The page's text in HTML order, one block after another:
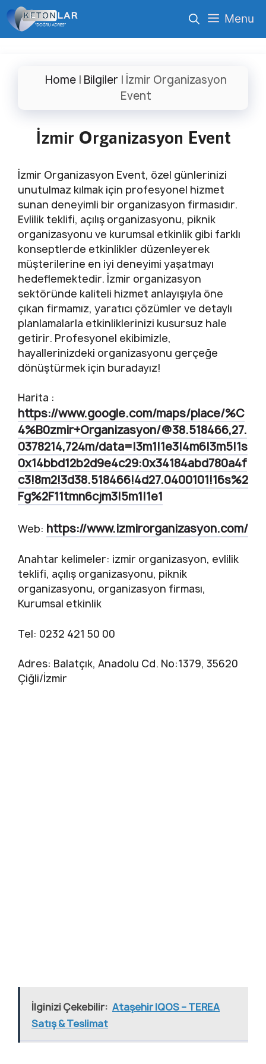
İçeriğe
atla
Menu
Home | Bilgiler | İzmir Organizasyon
Event
İzmir Organizasyon Event
İzmir Organizasyon Event, özel günlerinizi
unutulmaz kılmak için profesyonel hizmet
sunan deneyimli bir organizasyon firmasıdır.
Evlilik teklifi, açılış organizasyonu, piknik
organizasyonu ve kurumsal etkinlik gibi farklı
konseptlerde etkinlikler düzenleyerek
müşterilerine en iyi deneyimi yaşatmayı
hedeflemektedir. İzmir organizasyon
sektöründe kaliteli hizmet anlayışıyla öne
çıkan firmamız, yaratıcı çözümler ve detaylı
planlamalarla etkinliklerinizi kusursuz hale
getirir. Profesyonel ekibimizle,
hayallerinizdeki organizasyonu gerçeğe
dönüştürmek için buradayız!
Harita :
https://www.google.com/maps/place/%C
4%B0zmir+Organizasyon/@38.518466,27.
0378214,724m/data=!3m1!1e3!4m6!3m5!1s
0x14bbd12b2d9e4c29:0x34184abd780a4f
c3!8m2!3d38.518466!4d27.0400101!16s%2
Fg%2F11tmn6cjm3!5m1!1e1
Web: https://www.izmirorganizasyon.com/
Anahtar kelimeler: izmir organizasyon, evlilik
teklifi, açılış organizasyonu, piknik
organizasyonu, organizasyon firması,
Kurumsal etkinlik
Tel: 0232 421 50 00
Adres: Balatçık, Anadolu Cd. No:1379, 35620
Çiğli/İzmir
İlginizi Çekebilir: Ataşehir IQOS – TEREA
Satış & Teslimat